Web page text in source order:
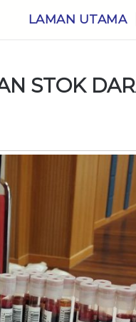
LAMAN UTAMA
STOK